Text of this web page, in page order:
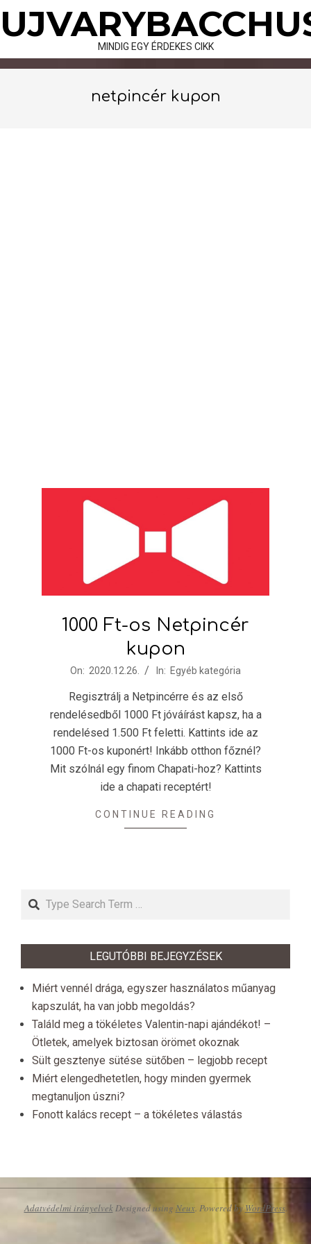
to
MINDIG EGY ÉRDEKES CIKK
netpincér kupon
1000 Ft-os Netpincér
kupon
On: 2020.12.26. In: Egyéb kategória
Regisztrálj a Netpincérre és az első
rendelésedből 1000 Ft jóváírást kapsz, ha a
rendelésed 1.500 Ft feletti. Kattints ide az
1000 Ft-os kuponért! Inkább otthon főznél?
Mit szólnál egy finom Chapati-hoz? Kattints
ide a chapati receptért!
CONTINUE READING
Search
LEGUTÓBBI BEJEGYZÉSEK
Miért vennél drága, egyszer használatos műanyag
kapszulát, ha van jobb megoldás?
Találd meg a tökéletes Valentin-napi ajándékot! –
Ötletek, amelyek biztosan örömet okoznak
Sült gesztenye sütése sütőben – legjobb recept
Miért elengedhetetlen, hogy minden gyermek
megtanuljon úszni?
Fonott kalács recept – a tökéletes válastás
Adatvédelmi irányelvekDesigned using Neux. Powered byWordPress.